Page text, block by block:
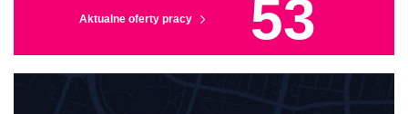
Aktualne oferty pracy 53